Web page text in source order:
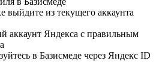
выйдите из текущего аккаунта
аккаунт Яндекса с правильным
в Базисмеде через Яндекс ID